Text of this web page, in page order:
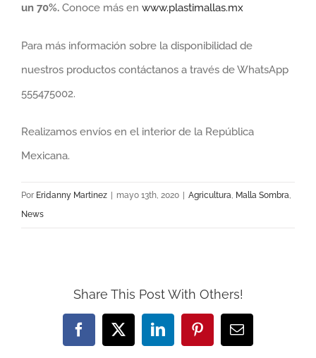
un 70%. Conoce más en www.plastimallas.mx
Para más información sobre la disponibilidad de
nuestros productos contáctanos a través de WhatsApp
555475002.
Realizamos envíos en el interior de la República
Mexicana.
Por Eridanny Martinez | mayo 13th, 2020 | Agricultura Malla Sombra
News
Share This Post With Others!
Facebook
X LinkedInPinterestCorreo
electrónico